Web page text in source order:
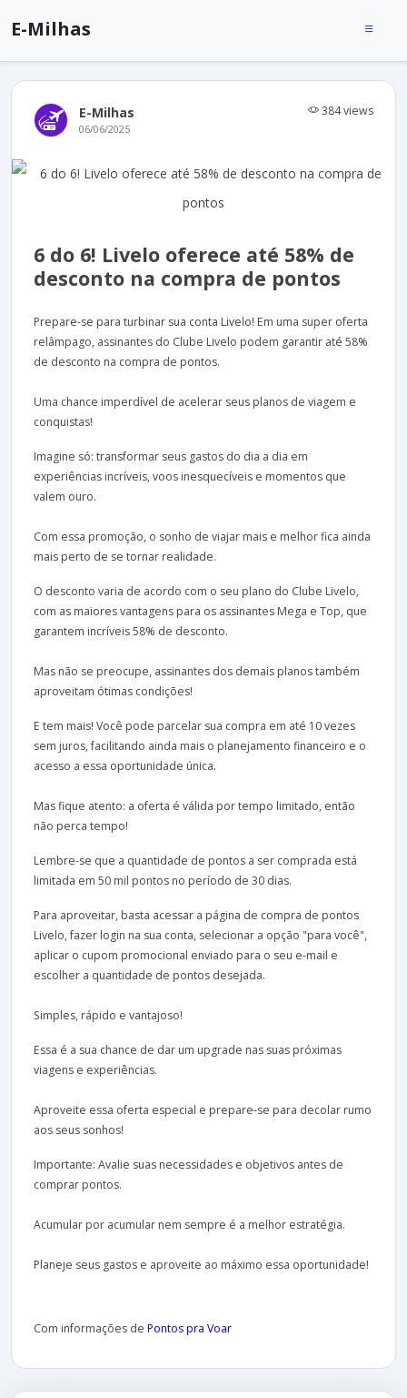
E-Milhas
E-Milhas 384 views
06/06/2025
6 do 6! Livelo oferece até 58% de
desconto na compra de pontos
Prepare-se para turbinar sua conta Livelo! Em uma super oferta
relâmpago, assinantes do Clube Livelo podem garantir até 58%
de desconto na compra de pontos.
Uma chance imperdível de acelerar seus planos de viagem e
conquistas!
Imagine só: transformar seus gastos do dia a dia em
experiências incríveis, voos inesquecíveis e momentos que
valem ouro.
Com essa promoção, o sonho de viajar mais e melhor fica ainda
mais perto de se tornar realidade.
O desconto varia de acordo com o seu plano do Clube Livelo,
com as maiores vantagens para os assinantes Mega e Top, que
garantem incríveis 58% de desconto.
Mas não se preocupe, assinantes dos demais planos também
aproveitam ótimas condições!
E tem mais! Você pode parcelar sua compra em até 10 vezes
sem juros, facilitando ainda mais o planejamento financeiro e o
acesso a essa oportunidade única.
Mas fique atento: a oferta é válida por tempo limitado, então
não perca tempo!
Lembre-se que a quantidade de pontos a ser comprada está
limitada em 50 mil pontos no período de 30 dias.
Para aproveitar, basta acessar a página de compra de pontos
Livelo, fazer login na sua conta, selecionar a opção "para você",
aplicar o cupom promocional enviado para o seu e-mail e
escolher a quantidade de pontos desejada.
Simples, rápido e vantajoso!
Essa é a sua chance de dar um upgrade nas suas próximas
viagens e experiências.
Aproveite essa oferta especial e prepare-se para decolar rumo
aos seus sonhos!
Importante: Avalie suas necessidades e objetivos antes de
comprar pontos.
Acumular por acumular nem sempre é a melhor estratégia.
Planeje seus gastos e aproveite ao máximo essa oportunidade!
Com informações de Pontos pra Voar